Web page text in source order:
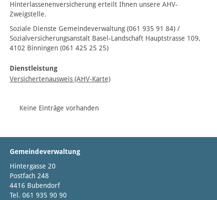
Hinterlassenenversicherung erteilt Ihnen unsere AHV-
Zweigstelle.
Soziale Dienste Gemeindeverwaltung (061 935 91 84) /
Sozialversicherungsanstalt Basel-Landschaft Hauptstrasse 109,
4102 Binningen (061 425 25 25)
Dienstleistung
Versichertenausweis (AHV-Karte)
Keine Einträge vorhanden
Gemeindeverwaltung
Hintergasse 20
Postfach 248
4416 Bubendorf
Tel. 061 935 90 90